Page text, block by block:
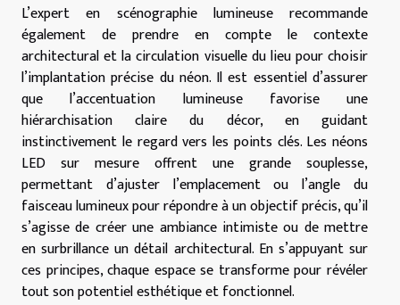
L’expert en scénographie lumineuse recommande
également de prendre en compte le contexte
architectural et la circulation visuelle du lieu pour choisir
l’implantation précise du néon. Il est essentiel d’assurer
que l’accentuation lumineuse favorise une
hiérarchisation claire du décor, en guidant
instinctivement le regard vers les points clés. Les néons
LED sur mesure offrent une grande souplesse,
permettant d’ajuster l’emplacement ou l’angle du
faisceau lumineux pour répondre à un objectif précis, qu’il
s’agisse de créer une ambiance intimiste ou de mettre
en surbrillance un détail architectural. En s’appuyant sur
ces principes, chaque espace se transforme pour révéler
tout son potentiel esthétique et fonctionnel.